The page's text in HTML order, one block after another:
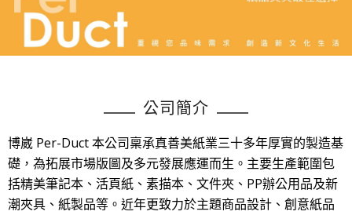
公司簡介
博崴 Per-Duct 本公司稟承真善美紙業三十多年厚實的製造基
礎，為拓展市場版圖及多元發展應運而生。主要生產範圍包
括精美筆記本、活頁紙、素描本、文件夾、PP辦公用品及新
潮夾具、紙製品等。近年更致力於主題商品設計、創意紙品